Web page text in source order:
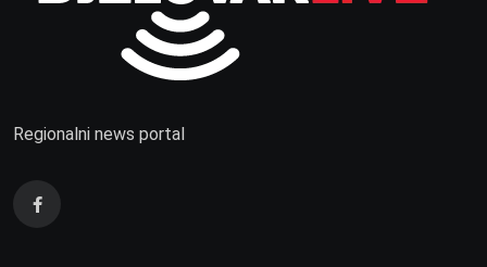
Regionalni news portal